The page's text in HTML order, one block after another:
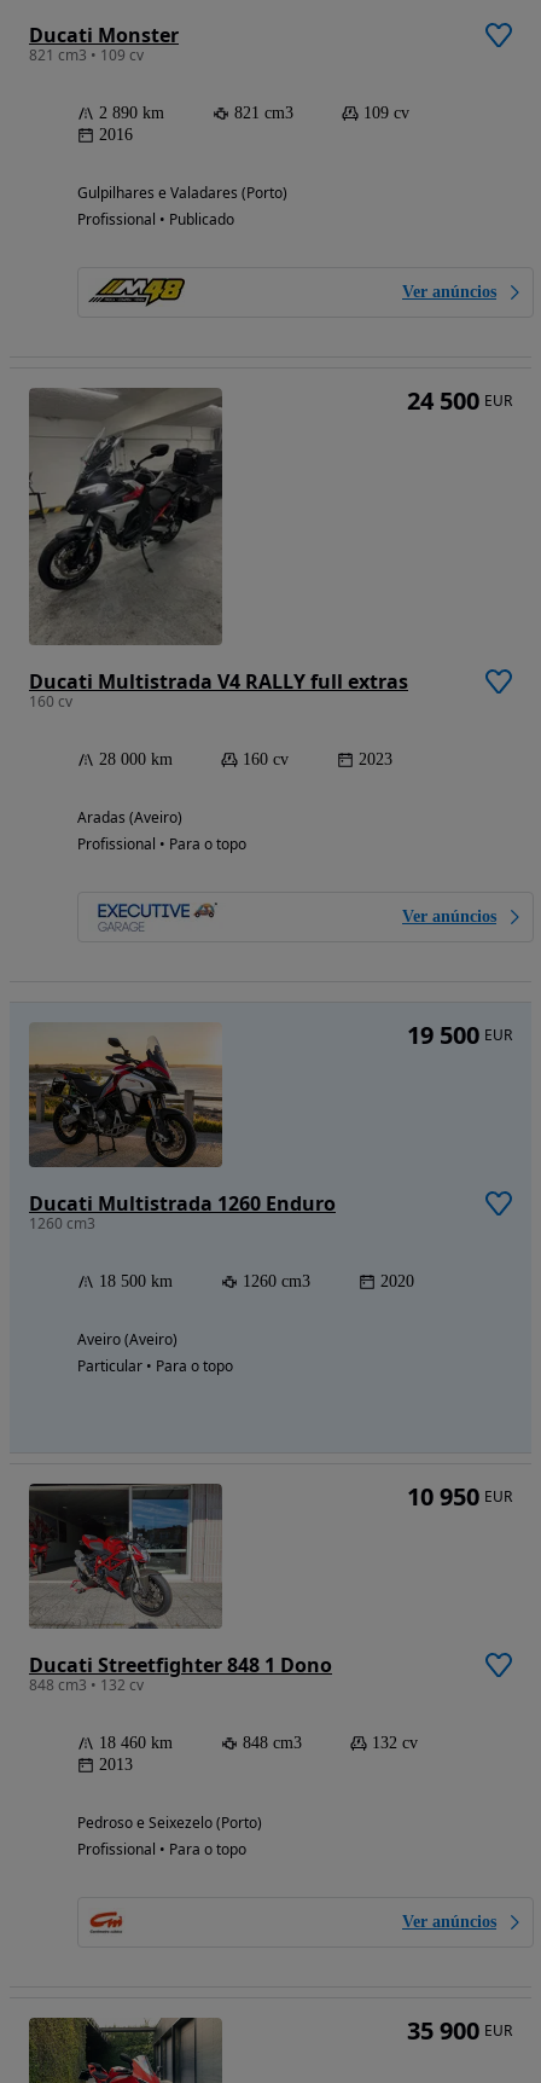
Ducati Monster
821 cm3 • 109 cv
2 890 km 821 cm3
109 cv
2016
Gulpilhares e Valadares (Porto)
Profissional • Publicado
Ver anúncios
Ducati Multistrada V4 RALLY full extras
160 cv
28 000 km 160 cv 2023
Aradas (Aveiro)
Profissional • Para o topo
Ver anúncios
24 500 EUR
Ducati Multistrada 1260 Enduro
1260 cm3
18 500 km 1260 cm3 2020
Aveiro (Aveiro)
Particular • Para o topo
19 500 EUR
Ducati Streetfighter 848 1 Dono
848 cm3 • 132 cv
18 460 km 848 cm3
132 cv
2013
Pedroso e Seixezelo (Porto)
Profissional • Para o topo
Ver anúncios
10 950 EUR
35 900 EUR